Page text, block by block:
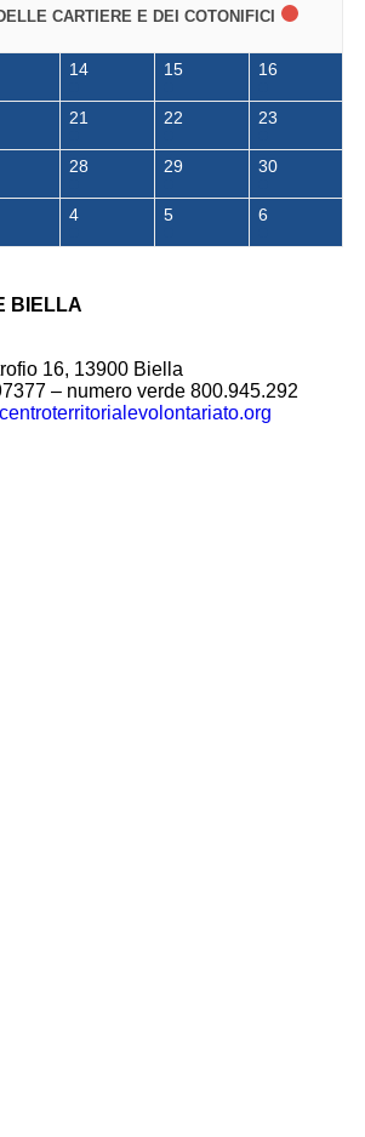
CARTIERE E DEI COTONIFICI
14 15 16
21 22 23
28 29 30
4 5 6
BIELLA
16, 13900 Biella
– numero verde 800.945.292